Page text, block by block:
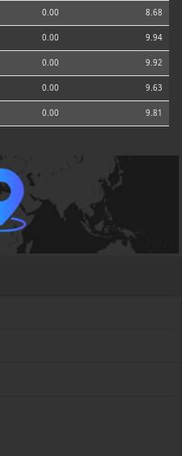
0.00 8.68
0.00 9.94
0.00 9.92
0.00 9.63
0.00 9.81